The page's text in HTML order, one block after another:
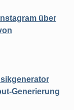
über
Generierung